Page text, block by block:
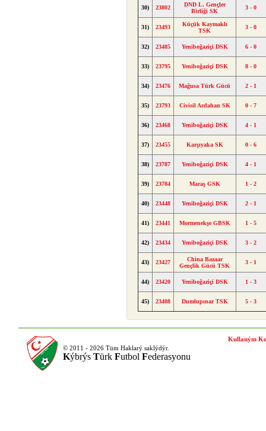
30) 23802
DND L. Gençler
Birliği SK
3 - 0
31) 23493
Küçük Kaymaklı
TSK
3 - 0
32) 23485 Yeniboğaziçi DSK 6 - 0
33) 23795 Yeniboğaziçi DSK 8 - 0
34) 23476 Mağusa Türk Gücü 2 - 1
35) 23793 Civisil Ardahan SK 0 - 7
36) 23468 Yeniboğaziçi DSK 4 - 1
37) 23455 Karşıyaka SK 0 - 6
38) 23787 Yeniboğaziçi DSK 4 - 1
39) 23784 Maraş GSK 1 - 2
40) 23448 Yeniboğaziçi DSK 2 - 1
41) 23441 Mormenekşe GBSK 1 - 5
42) 23434 Yeniboğaziçi DSK 3 - 2
43) 23427
China Bazaar
Gençlik Gücü TSK
3 - 1
44) 23420 Yeniboğaziçi DSK 1 - 3
45) 23408 Dumlupınar TSK 5 - 3
© 2011 - 2026 Tüm Haklarý saklýdýr.
Kýbrýs Türk Futbol Federasyonu
Kullaným